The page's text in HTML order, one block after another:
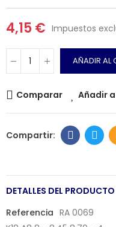
4,15 € Impuestos
AÑADIR AL
Comparar Añadir
DETALLES DEL PRODUCTO
Referencia RA 0069